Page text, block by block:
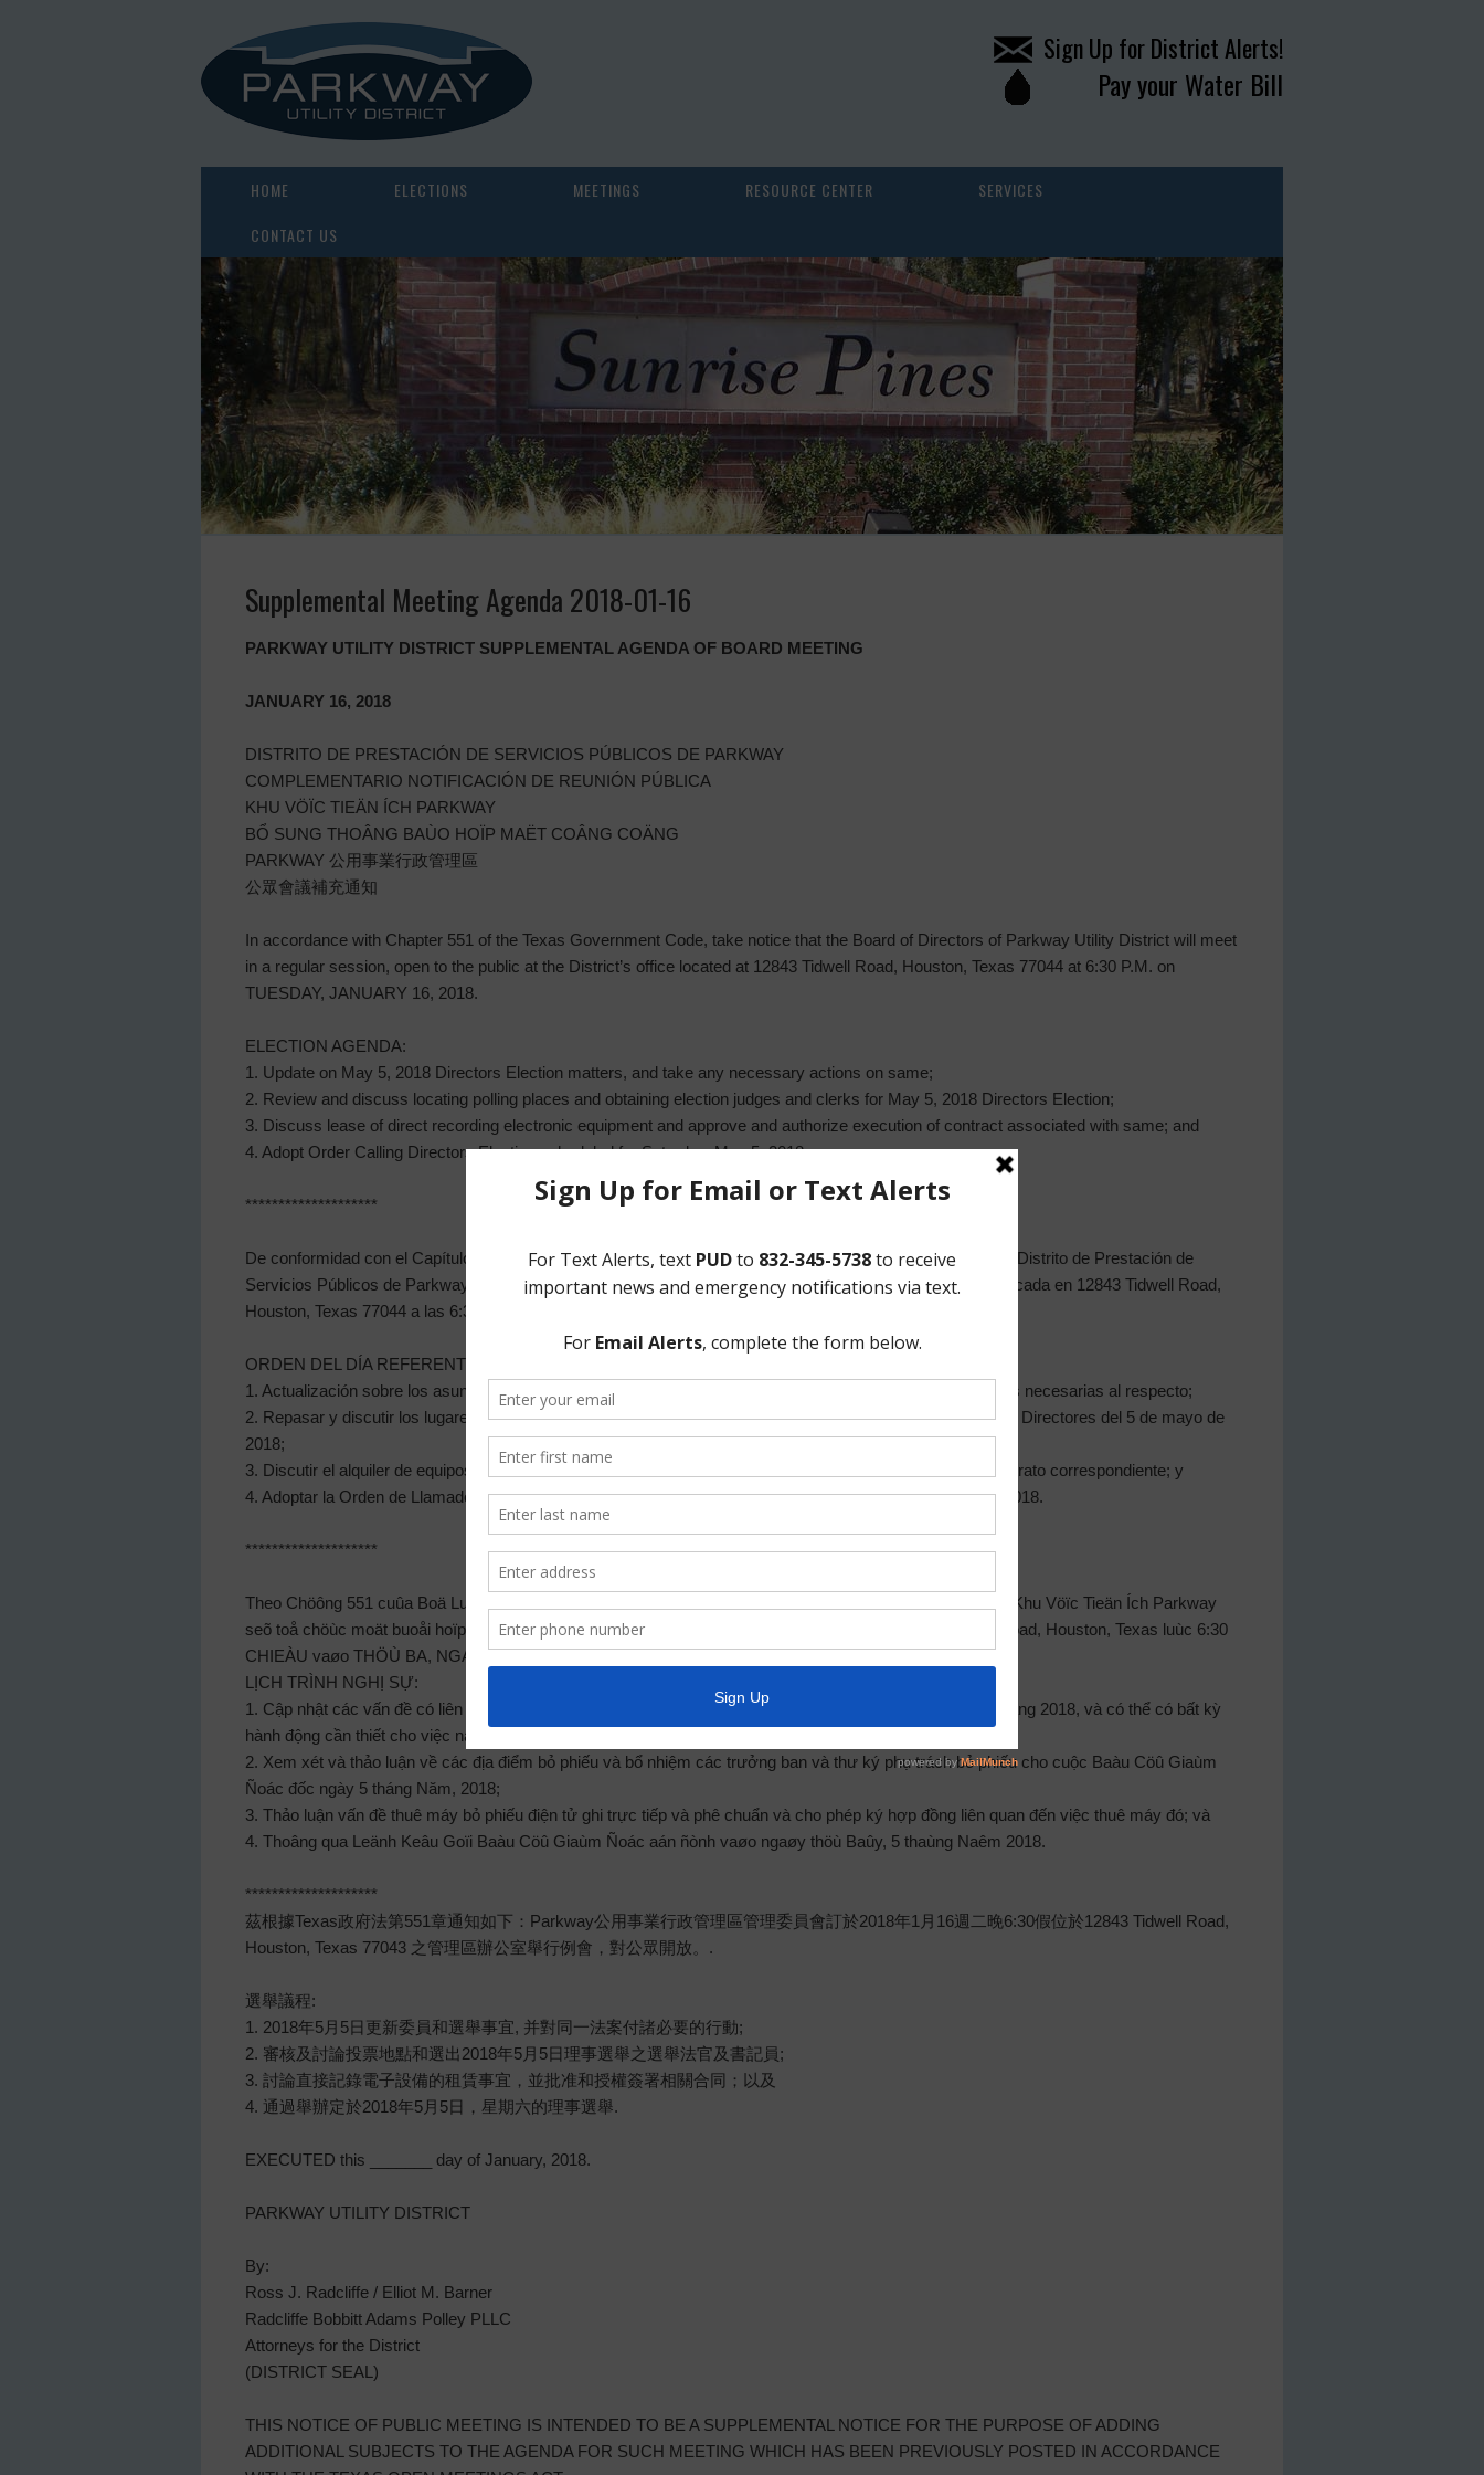
Sign Up for District Alerts!
Pay your Water Bill
HOME ELECTIONS MEETINGS RESOURCE CENTER
SERVICES
CONTACT US
Supplemental Meeting Agenda 2018-01-16
PARKWAY UTILITY DISTRICT SUPPLEMENTAL AGENDA OF BOARD MEETING
JANUARY 16, 2018
DISTRITO DE PRESTACIÓN DE SERVICIOS PÚBLICOS DE PARKWAY
COMPLEMENTARIO NOTIFICACIÓN DE REUNIÓN PÚBLICA
KHU VÖÏC TIEÄN ÍCH PARKWAY
BỔ SUNG THOÂNG BAÙO HOÏP MAËT COÂNG COÄNG
PARKWAY 公用事業行政管理區
公眾會議補充通知
In accordance with Chapter 551 of the Texas Government Code, take notice that the Board of Directors of Parkway Utility District will meet
in a regular session, open to the public at the District’s office located at 12843 Tidwell Road, Houston, Texas 77044 at 6:30 P.M. on
TUESDAY, JANUARY 16, 2018.
ELECTION AGENDA:
1. Update on May 5, 2018 Directors Election matters, and take any necessary actions on same;
2. Review and discuss locating polling places and obtaining election judges and clerks for May 5, 2018 Directors Election;
3. Discuss lease of direct recording electronic equipment and approve and authorize execution of contract associated with same; and
4. Adopt Order Calling Directors Election scheduled for Saturday, May 5, 2018.
********************
De conformidad con el Capítulo 551 del Código de Gobierno de Texas, se notifica que la Junta Directiva del Distrito de Prestación de
Servicios Públicos de Parkway se reunirá en sesión ordinaria, abierta al público, en la oficina del Distrito ubicada en 12843 Tidwell Road,
Houston, Texas 77044 a las 6:30 P.M. el MARTES, 16 DE ENERO DE 2018:
ORDEN DEL DÍA REFERENTE A LA ELECCIÓN:
1. Actualización sobre los asuntos de la Elección de Directores del 5 de mayo de 2018, y tomar las medidas necesarias al respecto;
2. Repasar y discutir los lugares de votación y obtener jueces y funcionarios electorales para la Elección de Directores del 5 de mayo de
2018;
3. Discutir el alquiler de equipos electrónicos de grabación directa y aprobar y autorizar la ejecución del contrato correspondiente; y
4. Adoptar la Orden de Llamado a Elecciones para Directores, programada para el sábado, 5 de mayo de 2018.
********************
Theo Chöông 551 cuûa Boä Luaät Chaùnh Phuû Texas, thoâng baùo raèng Hoäi Ñoàng Giaùm Ñoác cuûa Khu Vöïc Tieän Ích Parkway
seõ toå chöùc moät buoåi hoïp coâng khai thöôøng leä taïi vaên phoøng Khu Vöïc ñaët taïi 12843 Tidwell Road, Houston, Texas luùc 6:30
CHIEÀU vaøo THÖÙ BA, NGAØY 16 THAÙNG GIEÂNG 2018:
LỊCH TRÌNH NGHỊ SỰ:
1. Cập nhật các vấn đề có liên quan đến Cuộc Bầu Cử Xác Nhập và Ủy Viên Quản Trị ngaøy 5 thaùng Gieâng 2018, và có thể có bất kỳ
hành động cần thiết cho việc này;
2. Xem xét và thảo luận về các địa điểm bỏ phiếu và bổ nhiệm các trưởng ban và thư ký phụ trách bỏ phiếu cho cuộc Baàu Cöû Giaùm
Ñoác đốc ngày 5 tháng Năm, 2018;
3. Thảo luận vấn đề thuê máy bỏ phiếu điện tử ghi trực tiếp và phê chuẩn và cho phép ký hợp đồng liên quan đến việc thuê máy đó; và
4. Thoâng qua Leänh Keâu Goïi Baàu Cöû Giaùm Ñoác aán ñònh vaøo ngaøy thöù Baûy, 5 thaùng Naêm 2018.
********************
茲根據Texas政府法第551章通知如下：Parkway公用事業行政管理區管理委員會訂於2018年1月16週二晚6:30假位於12843 Tidwell Road,
Houston, Texas 77043 之管理區辦公室舉行例會，對公眾開放。.
選舉議程:
1. 2018年5月5日更新委員和選舉事宜, 并對同一法案付諸必要的行動;
2. 審核及討論投票地點和選出2018年5月5日理事選舉之選舉法官及書記員;
3. 討論直接記錄電子設備的租賃事宜，並批准和授權簽署相關合同；以及
4. 通過舉辦定於2018年5月5日，星期六的理事選舉.
EXECUTED this _______ day of January, 2018.
PARKWAY UTILITY DISTRICT
By:
Ross J. Radcliffe / Elliot M. Barner
Radcliffe Bobbitt Adams Polley PLLC
Attorneys for the District
(DISTRICT SEAL)
THIS NOTICE OF PUBLIC MEETING IS INTENDED TO BE A SUPPLEMENTAL NOTICE FOR THE PURPOSE OF ADDING
ADDITIONAL SUBJECTS TO THE AGENDA FOR SUCH MEETING WHICH HAS BEEN PREVIOUSLY POSTED IN ACCORDANCE